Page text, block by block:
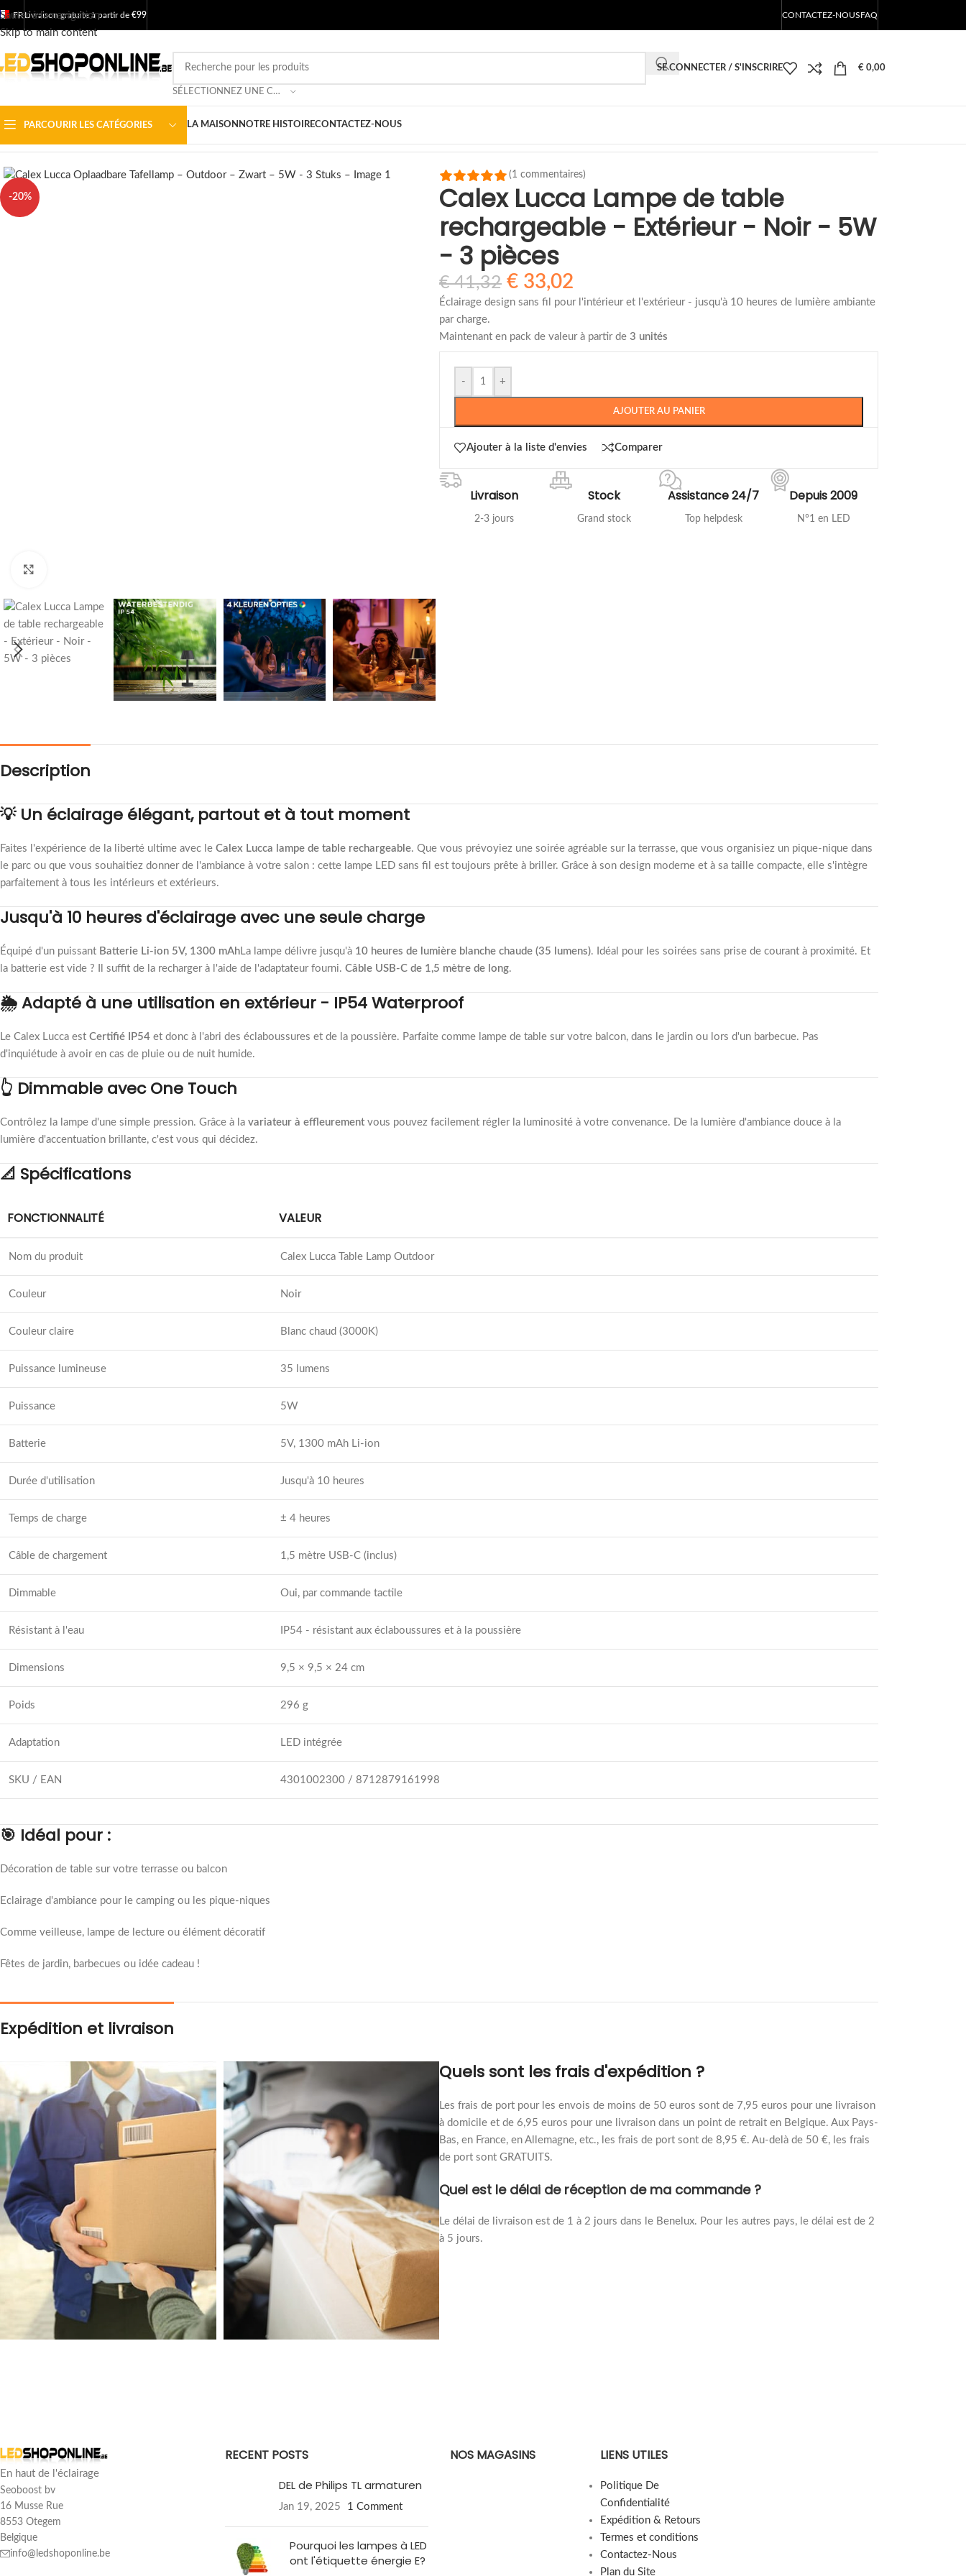
Sauter à la navigation
Skip to main content
FRLivraison gratuite à partir de €99 CONTACTEZ-NOUSFAQ
SÉLECTIONNEZ UNE CATÉGORIE
SE CONNECTER / S'INSCRIRE € 0,00
PARCOURIR LES CATÉGORIES LA MAISON NOTRE HISTOIRECONTACTEZ-NOUS
-20%
(1 commentaires)
Calex Lucca Lampe de table
rechargeable - Extérieur - Noir - 5W
- 3 pièces
€41,32 € 33,02
Éclairage design sans fil pour l'intérieur et l'extérieur - jusqu'à 10 heures de lumière ambiante
par charge.
Maintenant en pack de valeur à partir de 3 unités
- +
AJOUTER AU PANIER
Ajouter à la liste d'envies Comparer
Livraison
2-3 jours
Stock
Grand stock
Assistance 24/7
Top helpdesk
Depuis 2009
N°1 en LED
Description
💡 Un éclairage élégant, partout et à tout moment
Faites l'expérience de la liberté ultime avec le Calex Lucca lampe de table rechargeable. Que vous prévoyiez une soirée agréable sur la terrasse, que vous organisiez un pique-nique dans
le parc ou que vous souhaitiez donner de l'ambiance à votre salon : cette lampe LED sans fil est toujours prête à briller. Grâce à son design moderne et à sa taille compacte, elle s'intègre
parfaitement à tous les intérieurs et extérieurs.
Jusqu'à 10 heures d'éclairage avec une seule charge
Équipé d'un puissant Batterie Li-ion 5V, 1300 mAhLa lampe délivre jusqu'à 10 heures de lumière blanche chaude (35 lumens). Idéal pour les soirées sans prise de courant à proximité. Et
la batterie est vide ? Il suffit de la recharger à l'aide de l'adaptateur fourni. Câble USB-C de 1,5 mètre de long.
🌦️ Adapté à une utilisation en extérieur - IP54 Waterproof
Le Calex Lucca est Certifié IP54 et donc à l'abri des éclaboussures et de la poussière. Parfaite comme lampe de table sur votre balcon, dans le jardin ou lors d'un barbecue. Pas
d'inquiétude à avoir en cas de pluie ou de nuit humide.
👆 Dimmable avec One Touch
Contrôlez la lampe d'une simple pression. Grâce à la variateur à effleurementvous pouvez facilement régler la luminosité à votre convenance. De la lumière d'ambiance douce à la
lumière d'accentuation brillante, c'est vous qui décidez.
📐 Spécifications
FONCTIONNALITÉ VALEUR
Nom du produit Calex Lucca Table Lamp Outdoor
Couleur Noir
Couleur claire Blanc chaud (3000K)
Puissance lumineuse 35 lumens
Puissance 5W
Batterie 5V, 1300 mAh Li-ion
Durée d'utilisation Jusqu'à 10 heures
Temps de charge ± 4 heures
Câble de chargement 1,5 mètre USB-C (inclus)
Dimmable Oui, par commande tactile
Résistant à l'eau IP54 - résistant aux éclaboussures et à la poussière
Dimensions 9,5 × 9,5 × 24 cm
Poids 296 g
Adaptation LED intégrée
SKU / EAN 4301002300 / 8712879161998
🎯 Idéal pour :
Décoration de table sur votre terrasse ou balcon
Eclairage d'ambiance pour le camping ou les pique-niques
Comme veilleuse, lampe de lecture ou élément décoratif
Fêtes de jardin, barbecues ou idée cadeau !
Expédition et livraison
Quels sont les frais d'expédition ?
Les frais de port pour les envois de moins de 50 euros sont de 7,95 euros pour une livraison
à domicile et de 6,95 euros pour une livraison dans un point de retrait en Belgique. Aux Pays-
Bas, en France, en Allemagne, etc., les frais de port sont de 8,95 €. Au-delà de 50 €, les frais
de port sont GRATUITS.
Quel est le délai de réception de ma commande ?
Le délai de livraison est de 1 à 2 jours dans le Benelux. Pour les autres pays, le délai est de 2
à 5 jours.
Linsie Q
Note : 5/5
Joli pour décorer la table, même à l'extérieur. J'en suis très satisfait.
Wed May 28 2025 14:37:34 GMT+0000 (Coordinated Universal Time)
En haut de l'éclairage
Seoboost bv
16 Musse Rue
8553 Otegem
Belgique
info@ledshoponline.be
RECENT POSTS
DEL de Philips TL armaturen
Jan 19, 2025 1 Comment
Pourquoi les lampes à LED
ont l'étiquette énergie E?
NOS MAGASINS LIENS UTILES
Politique De
Confidentialité
Expédition & Retours
Termes et conditions
Contactez-Nous
Plan du Site